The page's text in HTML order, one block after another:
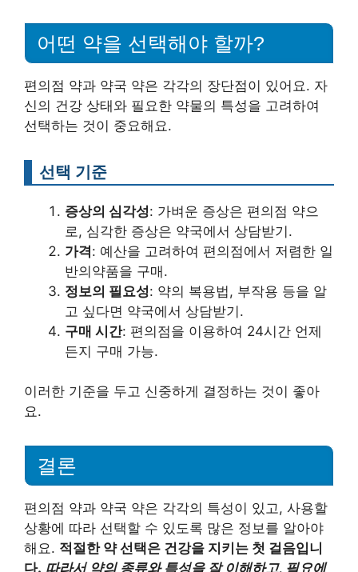
어떤 약을 선택해야 할까?
편의점 약과 약국 약은 각각의 장단점이 있어요. 자
신의 건강 상태와 필요한 약물의 특성을 고려하여
선택하는 것이 중요해요.
선택 기준
증상의 심각성: 가벼운 증상은 편의점 약으
로, 심각한 증상은 약국에서 상담받기.
가격: 예산을 고려하여 편의점에서 저렴한 일
반의약품을 구매.
정보의 필요성: 약의 복용법, 부작용 등을 알
고 싶다면 약국에서 상담받기.
구매 시간: 편의점을 이용하여 24시간 언제
든지 구매 가능.
이러한 기준을 두고 신중하게 결정하는 것이 좋아
요.
결론
편의점 약과 약국 약은 각각의 특성이 있고, 사용할
상황에 따라 선택할 수 있도록 많은 정보를 알아야
해요. 적절한 약 선택은 건강을 지키는 첫 걸음입니
다. 따라서 약의 종류와 특성을 잘 이해하고, 필요에